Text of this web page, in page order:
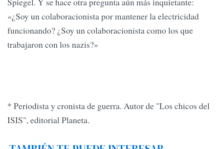
«¿Soy un colaboracionista por mantener la electricidad
funcionando? ¿Soy un colaboracionista como los que
trabajaron con los nazis?»
* Periodista y cronista de guerra. Autor de "Los chicos del
ISIS", editorial Planeta.